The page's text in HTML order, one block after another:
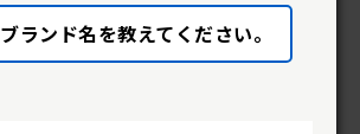
ブランド名を教えてください。